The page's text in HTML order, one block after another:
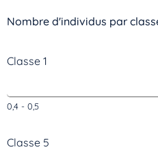
Nombre d'individus par
Classe 1
0,4 - 0,5
Classe 5